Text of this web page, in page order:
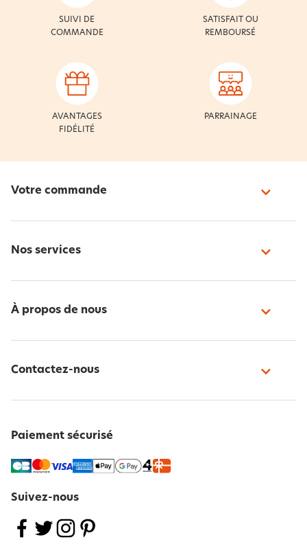
SUIVI DE
COMMANDE
SATISFAIT OU
REMBOURSÉ
AVANTAGES
FIDÉLITÉ
PARRAINAGE
Votre commande
Nos services
À propos de nous
Contactez-nous
Paiement sécurisé
Suivez-nous